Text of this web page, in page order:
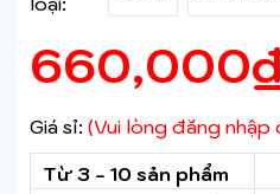
660,000
Giá sỉ: (Vui lòng đăng nhập
Từ 3 - 10 sản phẩm